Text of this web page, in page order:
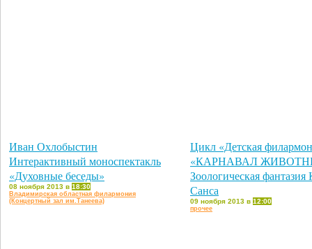
Иван Охлобыстин
Интерактивный моноспектакль
«Духовные беседы»
08 ноября 2013 в 18:30
Владимирская областная филармония
(Концертный зал им.Танеева)
Цикл «Детская
«КАРНАВАЛ
Зоологическая
Санса
09 ноября 2013 в 12:00
прочее